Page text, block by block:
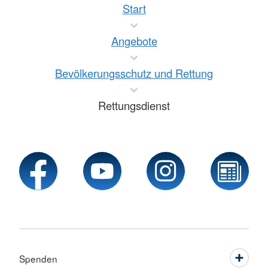
Start
Angebote
Bevölkerungsschutz und Rettung
Rettungsdienst
Spenden